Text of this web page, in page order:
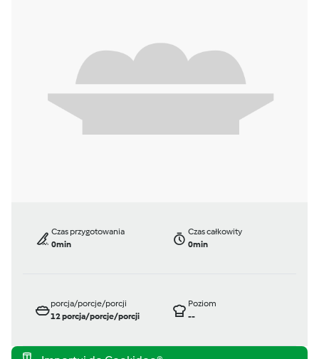
Czas przygotowania
0min
Czas całkowity
0min
porcja/porcje/porcji
12porcja/porcje/porcji
Poziom
--